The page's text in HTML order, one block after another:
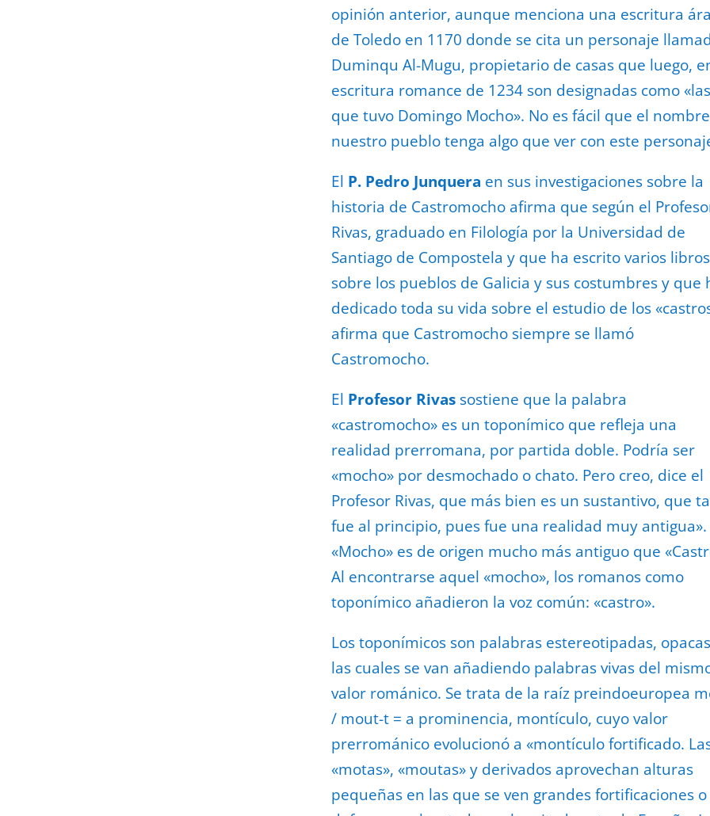
opinión anterior, aunque menciona una escritura
de Toledo en 1170 donde se cita un personaje
Duminqu Al-Mugu, propietario de casas que luego,
escritura romance de 1234 son designadas como «las
que tuvo Domingo Mocho». No es fácil que el
nuestro pueblo tenga algo que ver con este
El P. Pedro Junquera en sus investigaciones sobre la
historia de Castromocho afirma que según el
Rivas, graduado en Filología por la Universidad de
Santiago de Compostela y que ha escrito varios libros
sobre los pueblos de Galicia y sus costumbres y que
dedicado toda su vida sobre el estudio de los
afirma que Castromocho siempre se llamó
Castromocho.
El Profesor Rivassostiene que la palabra
«castromocho» es un toponímico que refleja una
realidad prerromana, por partida doble. Podría ser
«mocho» por desmochado o chato. Pero creo, dice el
Profesor Rivas, que más bien es un sustantivo, que
fue al principio, pues fue una realidad muy antigua».
«Mocho» es de origen mucho más antiguo que
Al encontrarse aquel «mocho», los romanos como
toponímico añadieron la voz común: «castro».
Los toponímicos son palabras estereotipadas,
las cuales se van añadiendo palabras vivas del
valor románico. Se trata de la raíz preindoeuropea
/ mout-t = a prominencia, montículo, cuyo valor
prerrománico evolucionó a «montículo fortificado.
«motas», «moutas» y derivados aprovechan alturas
pequeñas en las que se ven grandes fortificaciones o